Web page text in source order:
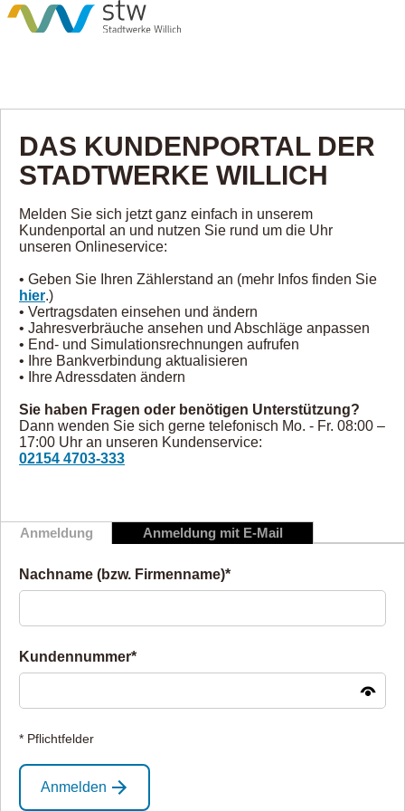
Anmeldung Anmeldung mit E-Mail
Nachname (bzw. Firmenname)*
Kundennummer*
* Pflichtfelder
Anmelden
DAS KUNDENPORTAL DER
STADTWERKE WILLICH
Melden Sie sich jetzt ganz einfach in unserem
Kundenportal an und nutzen Sie rund um die Uhr
unseren Onlineservice:
• Geben Sie Ihren Zählerstand an (mehr Infos finden Sie
hier.)
• Vertragsdaten einsehen und ändern
• Jahresverbräuche ansehen und Abschläge anpassen
• End- und Simulationsrechnungen aufrufen
• Ihre Bankverbindung aktualisieren
• Ihre Adressdaten ändern
Sie haben Fragen oder benötigen Unterstützung?
Dann wenden Sie sich gerne telefonisch Mo. - Fr. 08:00 –
17:00 Uhr an unseren Kundenservice:
02154 4703-333